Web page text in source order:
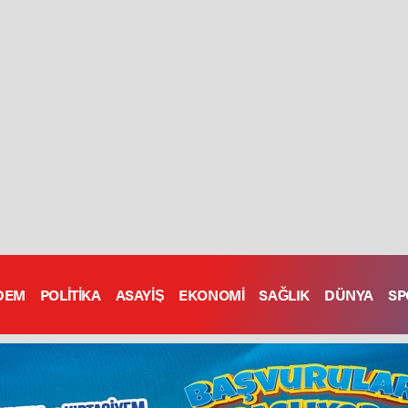
POLİTİKA ASAYİŞ EKONOMİ SAĞLIK DÜNYA